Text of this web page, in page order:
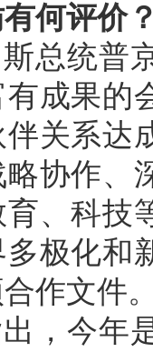
何评价
总统普
成果的
关系达
协作、
、科技
极化和
作文件
，今年